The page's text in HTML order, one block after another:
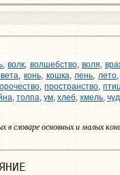
,волк, волшебство, воля,
, конь, кошка,лень,лето,
,пространство,
, толпа, ум, хлеб, хмель,
в словаре основных и малых